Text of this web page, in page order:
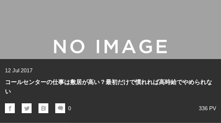
12 Jul 2017
コールセンターの仕事は敷居が高い？最初だけで慣れれば高時給でやめられな
い
0 336 PV